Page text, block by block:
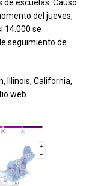
escuelas. Causó
del jueves,
14.000 se
seguimiento de
Illinois, California,
web